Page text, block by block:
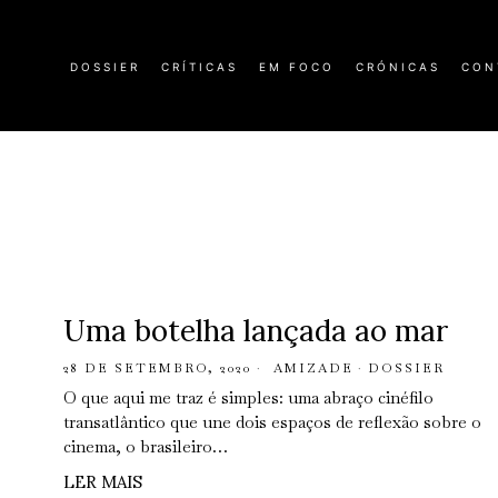
DOSSIER CRÍTICAS EM FOCO CRÓNICAS
Uma botelha lançada ao mar
28 DE SETEMBRO, 2020 AMIZADE · DOSSIER
O que aqui me traz é simples: uma abraço cinéfilo
transatlântico que une dois espaços de reflexão sobre o
cinema, o brasileiro…
LER MAIS